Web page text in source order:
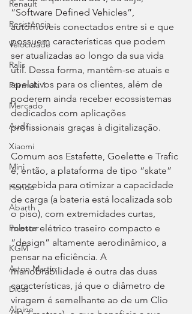
Renault
Resistência
Velocidade
Ralis
Fórmula 1
Mercado
Audi
Xiaomi
Mini
Honda
Abarth
Polestar
KGM
Aston Martin
Dicas
Alpine
“Software Defined Vehicles”,
automóveis conectados entre si e que
possuem características que podem
ser atualizadas ao longo da sua vida
útil. Dessa forma, mantêm-se atuais e
apelativos para os clientes, além de
poderem ainda receber ecossistemas
dedicados com aplicações
profissionais graças à digitalização.
Comum aos Estafette, Goelette e Trafic
é, então, a plataforma de tipo “skate”
concebida para otimizar a capacidade
de carga (a bateria está localizada sob
o piso), com extremidades curtas,
motor elétrico traseiro compacto e
“design” altamente aerodinâmico, a
pensar na eficiência. A
manobrabilidade é outra das duas
características, já que o diâmetro de
viragem é semelhante ao de um Clio